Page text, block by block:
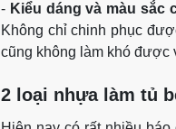
- Kiểu dáng và màu sắc
Không chỉ chinh phục
cũng không làm khó được
2 loại nhựa làm tủ